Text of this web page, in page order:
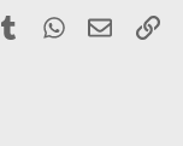
Tumblr WhatsApp
E-mail